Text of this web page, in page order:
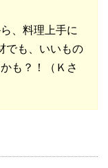
、料理上手に
でも、いいもの
も？！（Ｋさ